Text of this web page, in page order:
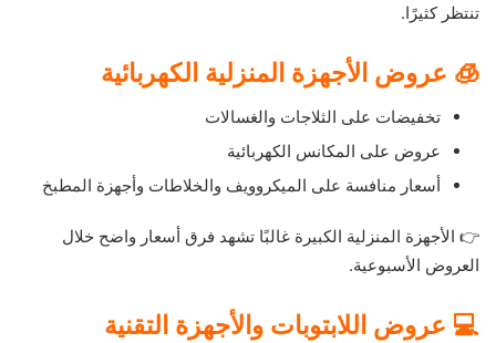
تنتظر كثيرًا.
🧊 عروض الأجهزة المنزلية الكهربائية
تخفيضات على الثلاجات والغسالات
عروض على المكانس الكهربائية
أسعار منافسة على الميكروويف والخلاطات وأجهزة المطبخ
👉 الأجهزة المنزلية الكبيرة غالبًا تشهد فرق أسعار واضح خلال
العروض الأسبوعية.
💻 عروض اللابتوبات والأجهزة التقنية